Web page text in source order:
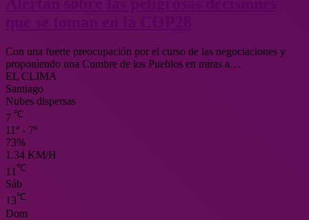
Con una fuerte preocupación por el curso de las negociaciones y
proponiendo una Cumbre de los Pueblos en miras a…
EL CLIMA
Santiago
Nubes dispersas
7 ℃
11º - 7º
73%
1.34 KM/H
11 ℃
Sáb
13℃
Dom